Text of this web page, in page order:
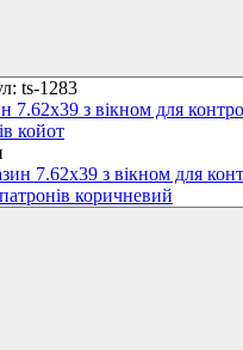
ts-1283
7.62х39 з вікном для
койот